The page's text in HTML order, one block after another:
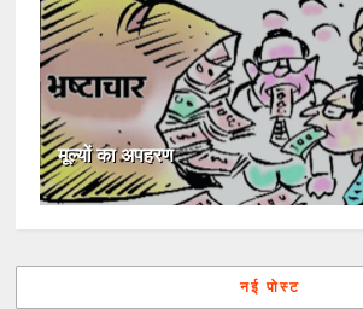
मूल्यों का अपहरण
नई पोस्ट